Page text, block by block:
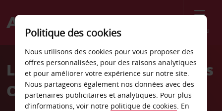
Menu
Welcome
AvisLocation de voiture Anvers
Centre
Politique des cookies
Nous utilisons des cookies pour vous proposer des
offres personnalisées, pour des raisons analytiques
et pour améliorer votre expérience sur notre site.
Nous partageons également nos données avec des
partenaires publicitaires et analytiques. Pour plus
d’informations, voir notre politique de cookies. En